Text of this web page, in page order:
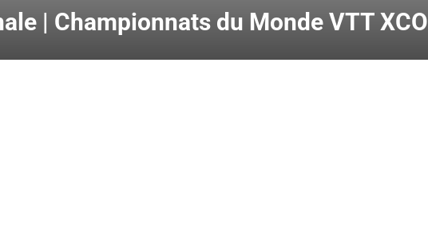
| Championnats du Monde VTT XCO